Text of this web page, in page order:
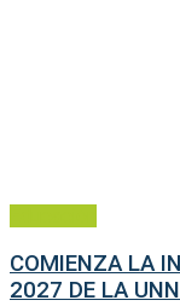
COMIENZA LA
2027 DE LA